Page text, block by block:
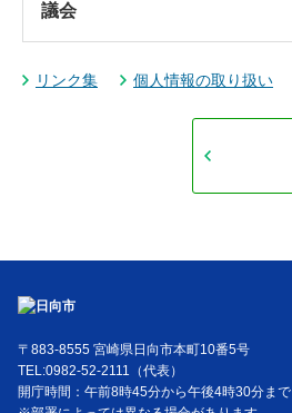
議会
リンク集 個人情報の取り扱い
〒883-8555 宮崎県日向市本町10番5号
TEL:0982-52-2111（代表）
開庁時間：午前8時45分から午後4時30分まで